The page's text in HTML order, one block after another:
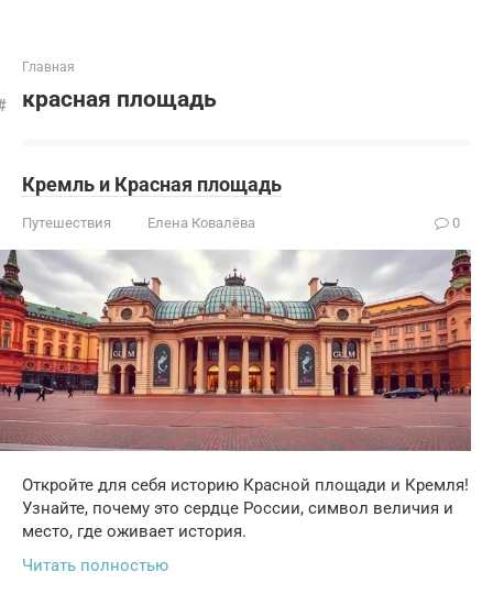
Главная
красная площадь
Кремль и Красная площадь
Путешествия Елена Ковалёва 0
Откройте для себя историю Красной площади и Кремля!
Узнайте, почему это сердце России, символ величия и
место, где оживает история.
Читать полностью